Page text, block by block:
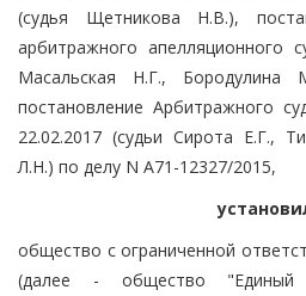
(судья Щетникова Н.В.),
арбитражного апелляционного
Масальская Н.Г.,
постановление Арбитражного
22.02.2017 (судьи Сирота Е.Г.,
Л.Н.) по делу N А71-12327/2015,
общество с ограниченной
(далее - общество